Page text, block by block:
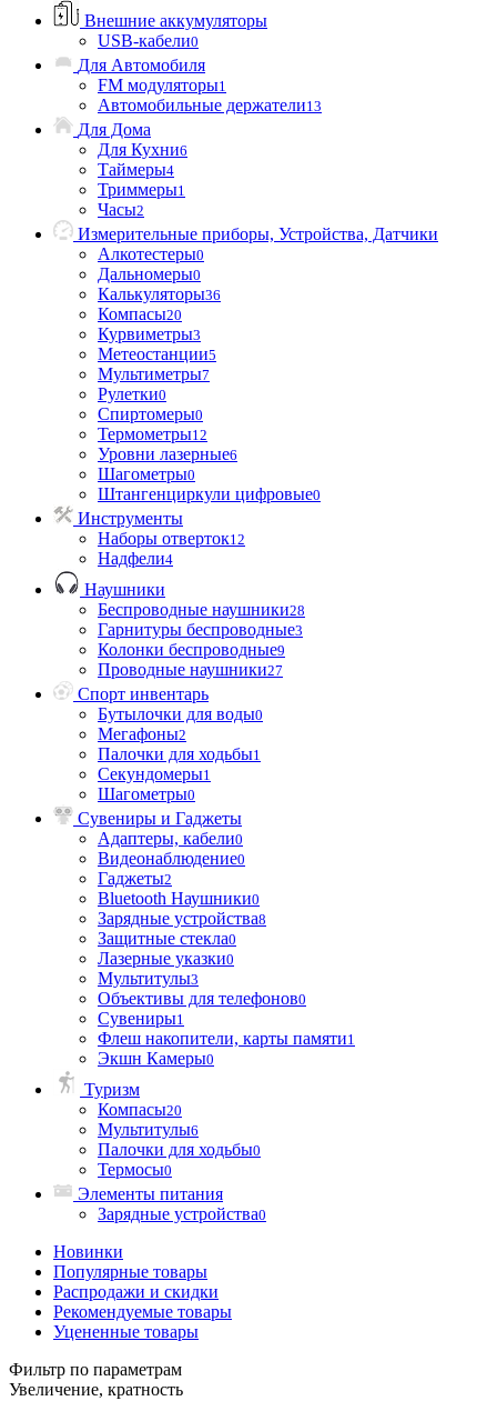
Внешние аккумуляторы
USB-кабели0
Для Автомобиля
FM модуляторы1
Автомобильные держатели13
Для Дома
Для Кухни6
Таймеры4
Триммеры1
Часы2
Измерительные приборы, Устройства, Датчики
Алкотестеры0
Дальномеры0
Калькуляторы36
Компасы20
Курвиметры3
Метеостанции5
Мультиметры7
Рулетки0
Спиртомеры0
Термометры12
Уровни лазерные6
Шагометры0
Штангенциркули цифровые0
Инструменты
Наборы отверток12
Надфели4
Наушники
Беспроводные наушники28
Гарнитуры беспроводные3
Колонки беспроводные9
Проводные наушники27
Спорт инвентарь
Бутылочки для воды0
Мегафоны2
Палочки для ходьбы1
Секундомеры1
Шагометры0
Сувениры и Гаджеты
Адаптеры, кабели0
Видеонаблюдение0
Гаджеты2
Bluetooth Наушники0
Зарядные устройства8
Защитные стекла0
Лазерные указки0
Мультитулы3
Объективы для телефонов0
Сувениры1
Флеш накопители, карты памяти1
Экшн Камеры0
Туризм
Компасы20
Мультитулы6
Палочки для ходьбы0
Термосы0
Элементы питания
Зарядные устройства0
Новинки
Популярные товары
Распродажи и скидки
Рекомендуемые товары
Уцененные товары
Фильтр по параметрам
Увеличение, кратность